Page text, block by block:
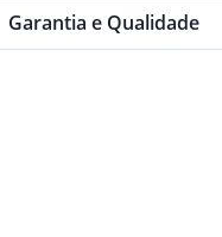
Garantia e Qualidade